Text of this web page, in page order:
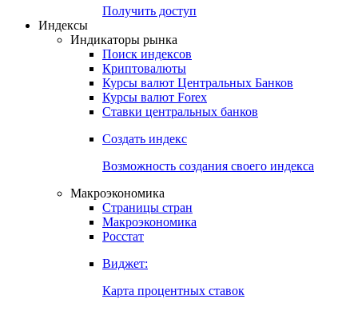
Получить доступ
Индексы
Индикаторы рынка
Поиск индексов
Криптовалюты
Курсы валют Центральных Банков
Курсы валют Forex
Ставки центральных банков
Создать индекс
Возможность создания своего индекса
Макроэкономика
Страницы стран
Макроэкономика
Росстат
Виджет:
Карта процентных ставок